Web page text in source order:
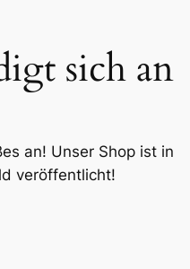
sich an
an! Unser Shop ist in
veröffentlicht!